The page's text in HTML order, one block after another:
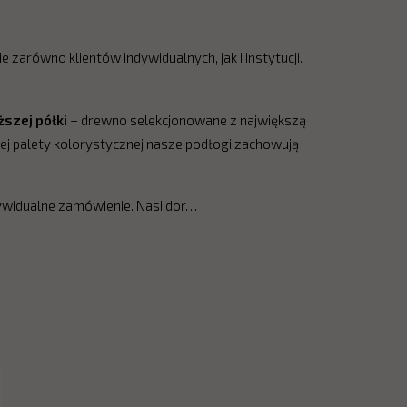
zarówno klientów indywidualnych, jak i instytucji.
półki – drewno selekcjonowane z największą
palety kolorystycznej nasze podłogi zachowują
zamówienie. Nasi dor…
półki
zamówienie. Nasi doradcy i montażyści tworzą